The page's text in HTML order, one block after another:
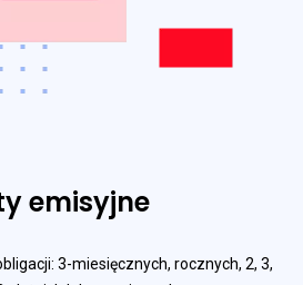
emisyjne
3-miesięcznych, rocznych, 2, 3,